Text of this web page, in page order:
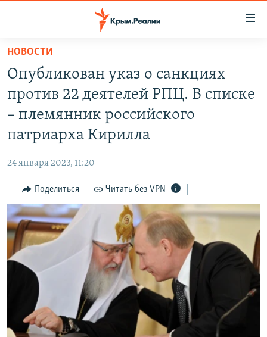
Вернуться
основному
содержанию
Вернутся
главной
Вернутся
поиску
НОВОСТИ
СПЕЦПРОЕКТЫ
КАРТА ВОЕННЫХ ОБЪЕКТОВ КРЫМА
ВОДА
ИНТЕРАКТИВ
ИНФОГРАФИКА
ТЕЛЕПРОЕКТ КРЫМ.РЕАЛИИ
СОВЕТЫ ПРАВОЗАЩИТНИКОВ
ПРОПАВШИЕ БЕЗ ВЕСТИ
ПОБЕДИТЕЛЕЙ НЕ СУДЯТ?
КРЫМ.НЕПОКОРЕННЫЙ
ELIFBE
РАДІО СВОБОДА
КАК ОБОЙТИ БЛОКИРОВКУ
Українською
Qırımtatar
ПРИСОЕДИНЯЙТЕСЬ!
НОВОСТИ
Опубликован указ о санкциях
против 22 деятелей РПЦ. В списке
– племянник российского
патриарха Кирилла
24 января 2023, 11:20
Поделиться Читать без VPN